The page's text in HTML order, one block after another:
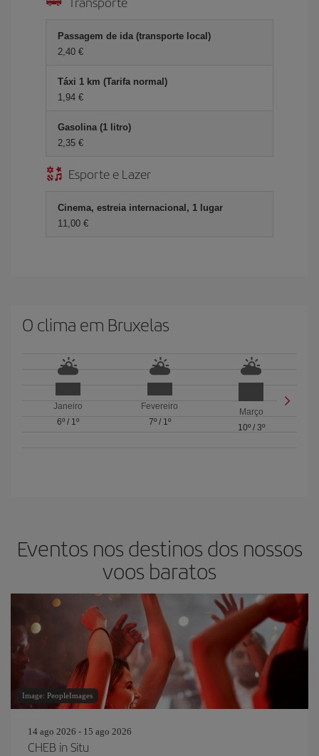
Passagem de ida (transporte local)
2,40 €
Táxi 1 km (Tarifa normal)
1,94 €
Gasolina (1 litro)
2,35 €
Esporte e Lazer
Cinema, estreia internacional, 1 lugar
11,00 €
O clima em Bruxelas
Janeiro
6º/ 1º
Fevereiro
7º/ 1º
Março
10º/ 3º
Eventos nos destinos dos nossos
voos baratos
Image: PeopleImages
14 ago 2026 - 15 ago 2026
CHEB in Situ